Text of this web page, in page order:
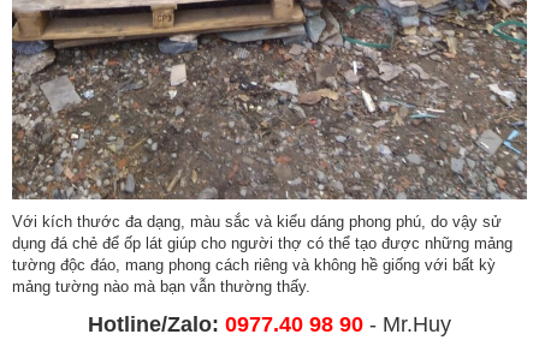
Với kích thước đa dạng, màu sắc và kiểu dáng phong phú, do vậy sử
dụng đá chẻ để ốp lát giúp cho người thợ có thể tạo được những mảng
tường độc đáo, mang phong cách riêng và không hề giống với bất kỳ
mảng tường nào mà bạn vẫn thường thấy.
Hotline/Zalo: 0977.40 98 90 - Mr.Huy